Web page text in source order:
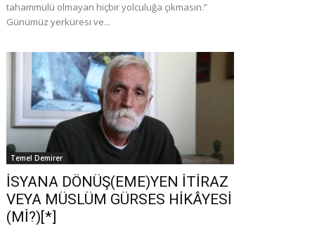
tahammülü olmayan hiçbir yolculuğa çıkmasın.”
Günümüz yerküresi ve...
Temel Demirer
İSYANA DÖNÜŞ(EME)YEN İTİRAZ
VEYA MÜSLÜM GÜRSES HİKÂYESİ
(Mİ?)[*]